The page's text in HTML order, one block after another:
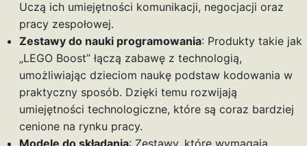
Uczą ich umiejętności komunikacji, negocjacji oraz
pracy zespołowej.
Zestawy do nauki programowania: Produkty takie jak
„LEGO Boost” łączą zabawę z technologią,
umożliwiając dzieciom naukę podstaw kodowania w
praktyczny sposób. Dzięki temu rozwijają
umiejętności technologiczne, które są coraz bardziej
cenione na rynku pracy.